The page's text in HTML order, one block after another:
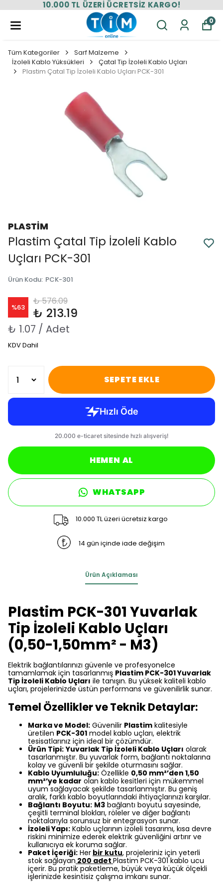
10.000 TL ÜZERİ ÜCRETSİZ KARGO!
0
Tüm Kategoriler
Sarf Malzeme
İzoleli Kablo Yüksükleri
Çatal Tip İzoleli Kablo Uçları
Plastim Çatal Tip İzoleli Kablo Uçları PCK-301
PLASTİM
Plastim Çatal Tip İzoleli Kablo
Uçları PCK-301
Ürün Kodu: PCK-301
%63
₺ 576.09
₺ 213.19
₺ 1.07 / Adet
KDV Dahil
SEPETE EKLE
HEMEN AL
WHATSAPP
10.000 TL üzeri ücretsiz kargo
14 gün içinde iade değişim
Ürün Açıklaması
Plastim PCK-301 Yuvarlak
Tip İzoleli Kablo Uçları
(0,50-1,50mm² - M3)
Elektrik bağlantılarınızı güvenle ve profesyonelce
tamamlamak için tasarlanmış Plastim PCK-301 Yuvarlak
Tip İzoleli Kablo Uçları ile tanışın. Bu yüksek kaliteli kablo
uçları, projelerinizde üstün performans ve güvenilirlik sunar.
Temel Özellikler ve Teknik Detaylar:
Marka ve Model: Güvenilir Plastim kalitesiyle
üretilen PCK-301 model kablo uçları, elektrik
tesisatlarınız için ideal bir çözümdür.
Ürün Tipi: Yuvarlak Tip İzoleli Kablo Uçları olarak
tasarlanmıştır. Bu yuvarlak form, bağlantı noktalarına
kolay ve güvenli bir şekilde oturmasını sağlar.
Kablo Uyumluluğu: Özellikle 0,50 mm²’den 1,50
mm²’ye kadar olan kablo kesitleri için mükemmel
uyum sağlayacak şekilde tasarlanmıştır. Bu geniş
aralık, farklı kablo boyutlarındaki ihtiyaçlarınızı karşılar.
Bağlantı Boyutu: M3 bağlantı boyutu sayesinde,
çeşitli terminal blokları, röleler ve diğer bağlantı
noktalarıyla sorunsuz bir entegrasyon sunar.
İzoleli Yapı: Kablo uçlarının izoleli tasarımı, kısa devre
riskini minimize ederek elektrik güvenliğini artırır ve
kullanıcıya ek koruma sağlar.
Paket İçeriği: Her bir kutu, projeleriniz için yeterli
stok sağlayan 200 adet Plastim PCK-301 kablo ucu
içerir. Bu pratik paketleme, büyük veya küçük ölçekli
işlerinizde kesintisiz çalışma imkanı sunar.